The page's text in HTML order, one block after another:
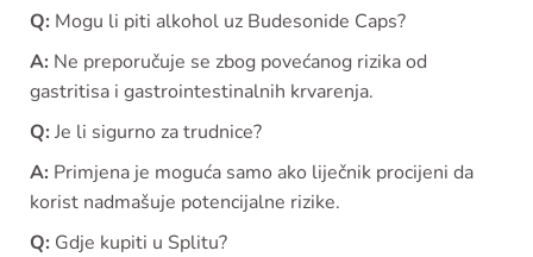
Q: Mogu li piti alkohol uz Budesonide Caps?
A: Ne preporučuje se zbog povećanog rizika od
gastritisa i gastrointestinalnih krvarenja.
Q: Je li sigurno za trudnice?
A: Primjena je moguća samo ako liječnik procijeni da
korist nadmašuje potencijalne rizike.
Q: Gdje kupiti u Splitu?